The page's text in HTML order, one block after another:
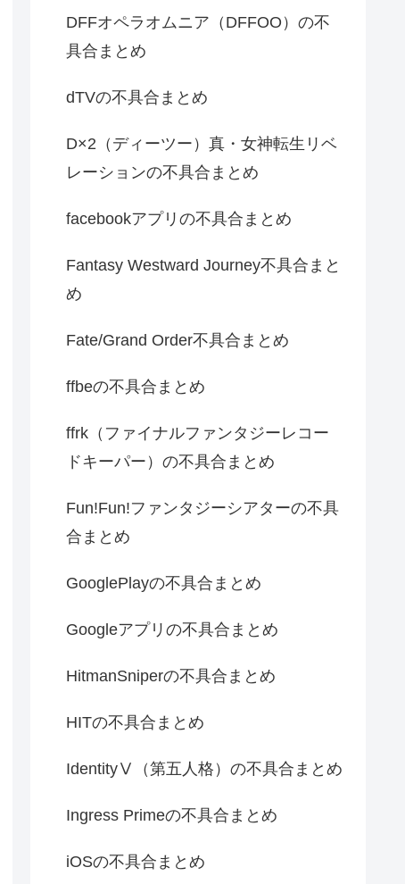
DFFオペラオムニア（DFFOO）の不
具合まとめ
dTVの不具合まとめ
D×2（ディーツー）真・女神転生リベ
レーションの不具合まとめ
facebookアプリの不具合まとめ
Fantasy Westward Journey不具合まと
め
Fate/Grand Order不具合まとめ
ffbeの不具合まとめ
ffrk（ファイナルファンタジーレコー
ドキーパー）の不具合まとめ
Fun!Fun!ファンタジーシアターの不具
合まとめ
GooglePlayの不具合まとめ
Googleアプリの不具合まとめ
HitmanSniperの不具合まとめ
HITの不具合まとめ
IdentityⅤ（第五人格）の不具合まとめ
Ingress Primeの不具合まとめ
iOSの不具合まとめ